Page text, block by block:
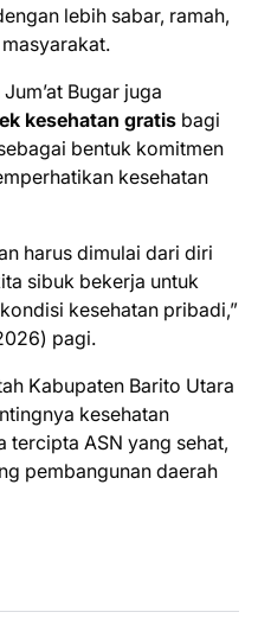
lebih sabar, ramah,
Bugar juga
kesehatan gratis bagi
bentuk komitmen
kesehatan
harus dimulai dari diri
sibuk bekerja untuk
kesehatan pribadi,”
pagi.
Kabupaten Barito Utara
kesehatan
tercipta ASN yang sehat,
pembangunan daerah